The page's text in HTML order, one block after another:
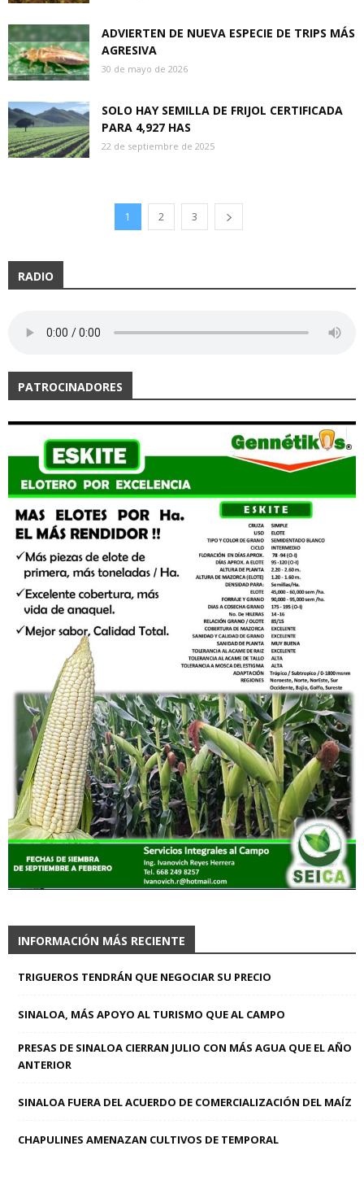
ADVIERTEN DE NUEVA ESPECIE DE TRIPS MÁS
AGRESIVA
30 de mayo de 2026
SOLO HAY SEMILLA DE FRIJOL CERTIFICADA
PARA 4,927 HAS
22 de septiembre de 2025
1 2 3
RADIO
PATROCINADORES
INFORMACIÓN MÁS RECIENTE
TRIGUEROS TENDRÁN QUE NEGOCIAR SU PRECIO
SINALOA, MÁS APOYO AL TURISMO QUE AL CAMPO
PRESAS DE SINALOA CIERRAN JULIO CON MÁS AGUA QUE EL AÑO
ANTERIOR
SINALOA FUERA DEL ACUERDO DE COMERCIALIZACIÓN DEL MAÍZ
CHAPULINES AMENAZAN CULTIVOS DE TEMPORAL